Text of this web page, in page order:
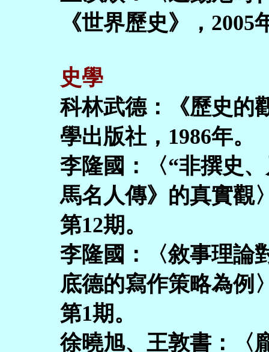
《世界歷史》，2005
史學
科林武德：《歷史的
學出版社，1986年。
李隆國：〈“非撰史
馬名人傳》的真實觀
第12期。
李隆國：〈敘事理論
底德的寫作策略為例
第1期。
徐曉旭、王敦書：〈